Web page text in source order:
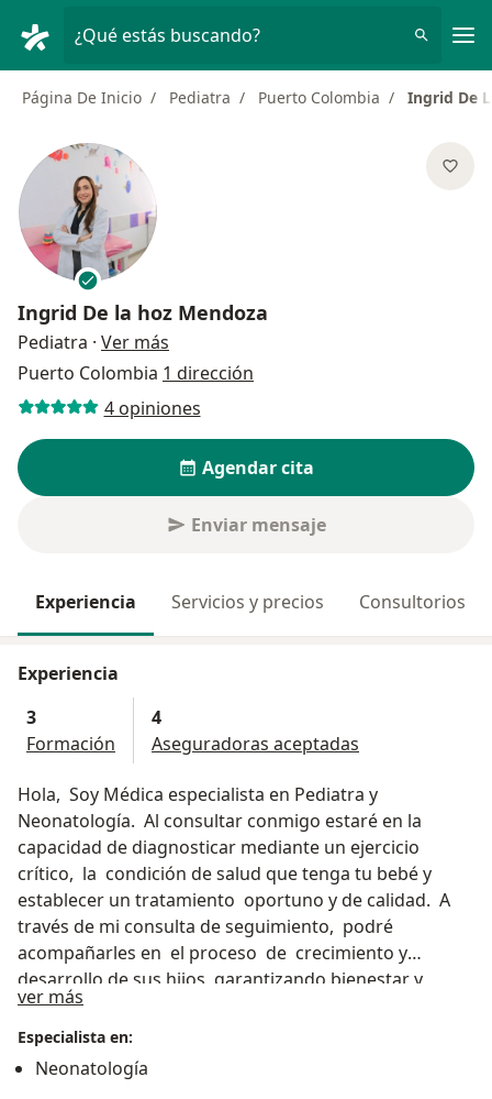
¿Qué estás buscando?
Página De Inicio Pediatra Puerto Colombia Ingrid De
Ingrid De la hoz Mendoza
Pediatra · Ver más
Puerto Colombia 1 dirección
4 opiniones
Agendar cita
Enviar mensaje
Experiencia Servicios y precios Consultorios
Experiencia
3
Formación
4
Aseguradoras aceptadas
Hola, Soy Médica especialista en Pediatra y
Neonatología. Al consultar conmigo estaré en la
capacidad de diagnosticar mediante un ejercicio
crítico, la condición de salud que tenga tu bebé y
establecer un tratamiento oportuno y de calidad. A
través de mi consulta de seguimiento, podré
acompañarles en el proceso de crecimiento y
desarrollo de sus hijos, garantizando bienestar y
tranquilidad en el proceso de ser padres.
ver más
Especialista en:
Neonatología